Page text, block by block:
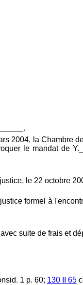
2004, la Chambre
le mandat de
le 22 octobre
formel à
suite de frais et
1 p. 60; 130 II 65